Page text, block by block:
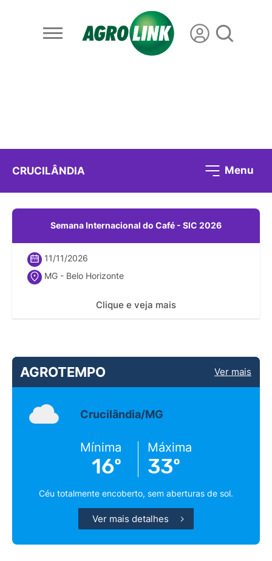
CRUCILÂNDIA Menu
Semana Internacional do Café - SIC 2026
11/11/2026
MG - Belo Horizonte
Clique e veja mais
AGROTEMPO Ver mais
Crucilândia/MG
Mínima
16º
Máxima
33º
Céu totalmente encoberto, sem aberturas de sol.
Ver mais detalhes